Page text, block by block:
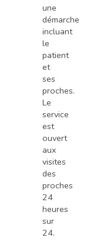
une
démarche
incluant
le
patient
et
ses
proches.
Le
service
est
ouvert
aux
visites
des
proches
24
heures
sur
24.